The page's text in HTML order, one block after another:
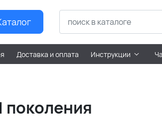
Доставка и оплата Инструкции
поколения